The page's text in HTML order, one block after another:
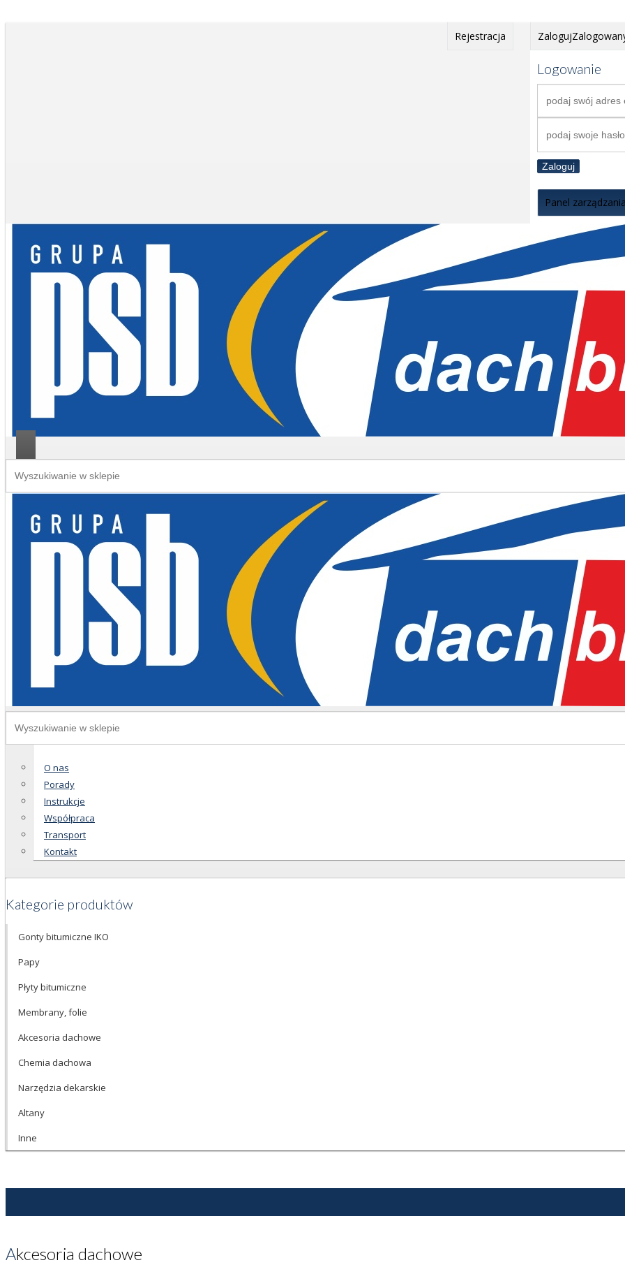
Rejestracja Zaloguj
Logowanie
Zaloguj
Panel
O nas
Porady
Instrukcje
Współpraca
Transport
Kontakt
Kategorie produktów
Gonty bitumiczne IKO
Papy
Płyty bitumiczne
Membrany, folie
Akcesoria dachowe
Chemia dachowa
Narzędzia dekarskie
Altany
Inne
Akcesoria dachowe